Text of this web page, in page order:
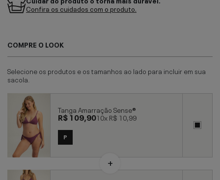
Confira os cuidados com o produto.
COMPRE O LOOK
Selecione os produtos e os tamanhos ao lado para incluir em sua
sacola.
Tanga Amarração Sense®
R$ 109,9010x R$ 10,99
P